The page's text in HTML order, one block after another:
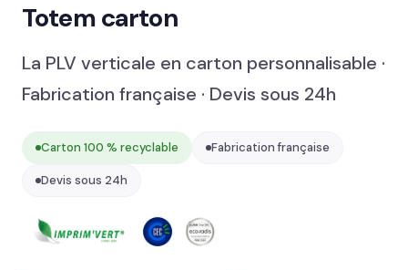
Présentoir sol
Signalétique et linéaire
Packaging et coffrets
Totem carton
La PLV verticale en carton personnalisable ·
Fabrication française · Devis sous 24h
Carton 100 % recyclable Fabrication française
Devis sous 24h